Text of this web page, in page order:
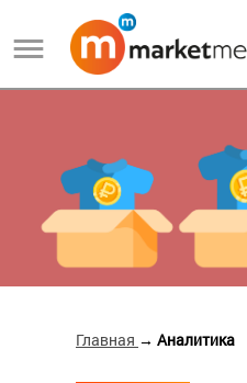
Главная → Аналитика